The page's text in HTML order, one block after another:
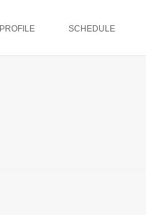
PROFILE SCHEDULE